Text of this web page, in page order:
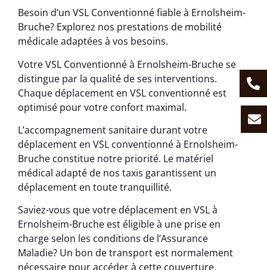
Besoin d’un VSL Conventionné fiable à Ernolsheim-
Bruche? Explorez nos prestations de mobilité
médicale adaptées à vos besoins.
Votre VSL Conventionné à Ernolsheim-Bruche se
distingue par la qualité de ses interventions.
Chaque déplacement en VSL conventionné est
optimisé pour votre confort maximal.
L’accompagnement sanitaire durant votre
déplacement en VSL conventionné à Ernolsheim-
Bruche constitue notre priorité. Le matériel
médical adapté de nos taxis garantissent un
déplacement en toute tranquillité.
Saviez-vous que votre déplacement en VSL à
Ernolsheim-Bruche est éligible à une prise en
charge selon les conditions de l’Assurance
Maladie? Un bon de transport est normalement
nécessaire pour accéder à cette couverture.